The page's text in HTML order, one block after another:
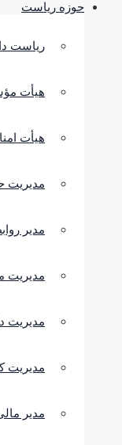
حوزه ریاست
ریاست
هیأت
هیأت
مدیریت
مدیر
مدیریت
مدیریت
مدیریت
مدیر